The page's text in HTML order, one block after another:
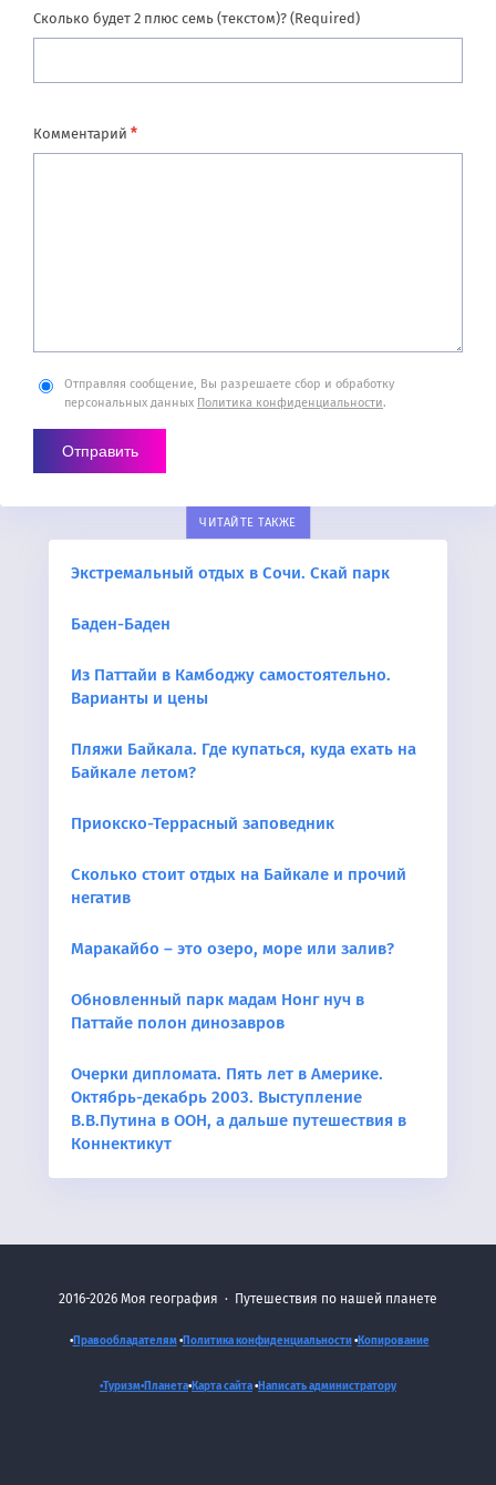
Сколько будет 2 плюс семь (текстом)? (Required)
Комментарий *
Отправляя сообщение, Вы разрешаете сбор и обработку
персональных данных Политика конфиденциальности.
ЧИТАЙТЕ ТАКЖЕ
Экстремальный отдых в Сочи. Скай парк
Баден-Баден
Из Паттайи в Камбоджу самостоятельно.
Варианты и цены
Пляжи Байкала. Где купаться, куда ехать на
Байкале летом?
Приокско-Террасный заповедник
Сколько стоит отдых на Байкале и прочий
негатив
Маракайбо – это озеро, море или залив?
Обновленный парк мадам Нонг нуч в
Паттайе полон динозавров
Очерки дипломата. Пять лет в Америке.
Октябрь-декабрь 2003. Выступление
В.В.Путина в ООН, а дальше путешествия в
Коннектикут
2016-2026 Моя география · Путешествия по нашей планете
•Правообладателям•Политика конфиденциальности•Копирование
•Туризм•Планета•Карта сайта•Написать администратору